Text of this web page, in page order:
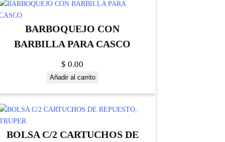
BARBOQUEJO CON
BARBILLA PARA CASCO
$ 0.00
Añadir al carrito
BOLSA C/2 CARTUCHOS DE